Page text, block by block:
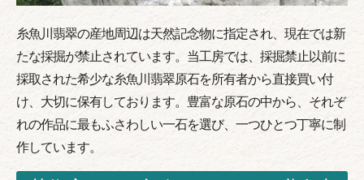
糸魚川翡翠の産地周辺は天然記念物に指定され、現在では新
たな採掘が禁止されています。当工房では、採掘禁止以前に
採取された希少な糸魚川翡翠原石を所有者から直接買い付
け、大切に保有しております。豊富な原石の中から、それぞ
れの作品に最もふさわしい一石を選び、一つひとつ丁寧に制
作しています。